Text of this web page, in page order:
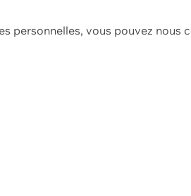
personnelles, vous pouvez nous